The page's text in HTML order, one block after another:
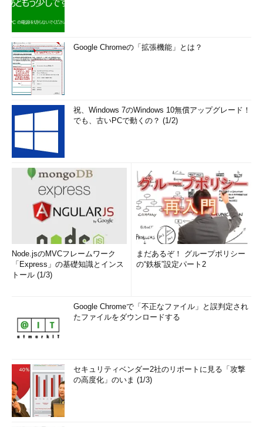
Google Chromeの「拡張機能」とは？
祝、Windows 7のWindows 10無償アップグレード！
でも、古いPCで動くの？ (1/2)
Node.jsのMVCフレームワーク
「Express」の基礎知識とインス
トール (1/3)
まだあるぞ！ グループポリシー
の“鉄板”設定パート2
Google Chromeで「不正なファイル」と誤判定され
たファイルをダウンロードする
セキュリティベンダー2社のリポートに見る「攻撃
の高度化」のいま (1/3)